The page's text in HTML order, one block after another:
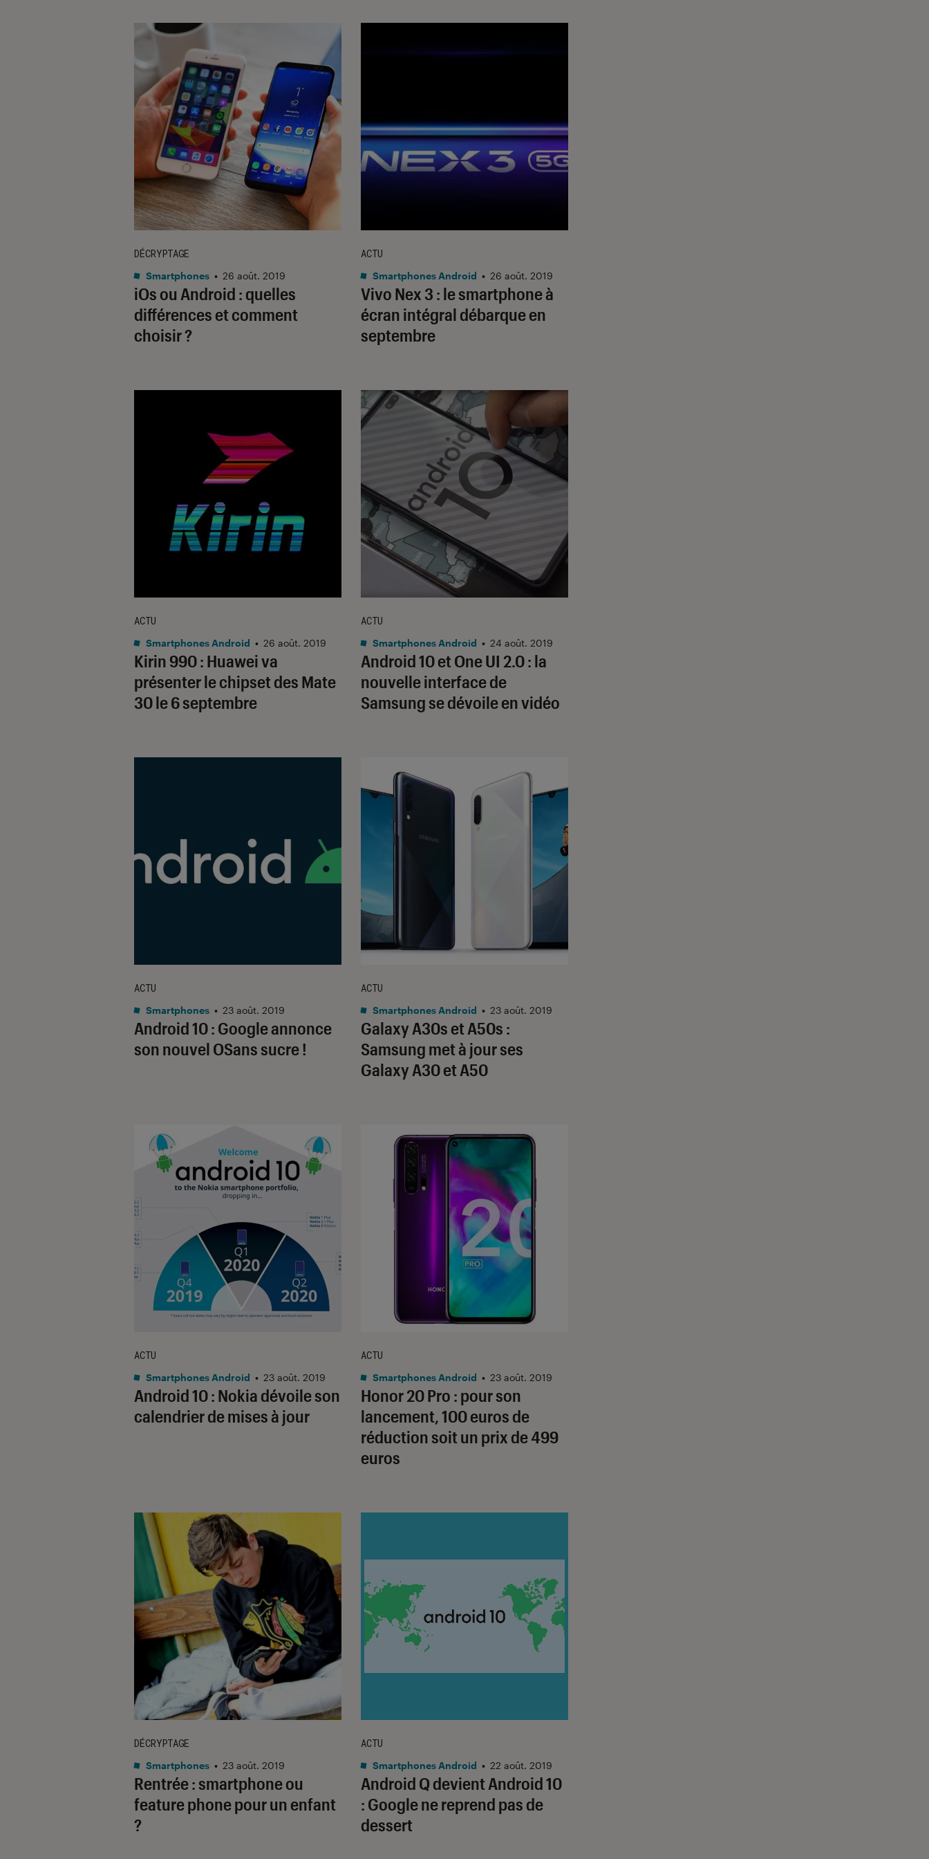
iOs ou Android : quelles
différences et comment
choisir ?
DÉCRYPTAGE
Smartphones • 26 août. 2019
Vivo Nex 3 : le smartphone à
écran intégral débarque en
septembre
ACTU
Smartphones Android • 26 août. 2019
Kirin 990 : Huawei va
présenter le chipset des Mate
30 le 6 septembre
ACTU
Smartphones Android • 26 août. 2019
Android 10 et One UI 2.0 : la
nouvelle interface de
Samsung se dévoile en vidéo
ACTU
Smartphones Android • 24 août. 2019
Android 10 : Google annonce
son nouvel OSans sucre !
ACTU
Smartphones • 23 août. 2019
Galaxy A30s et A50s :
Samsung met à jour ses
Galaxy A30 et A50
ACTU
Smartphones Android • 23 août. 2019
Android 10 : Nokia dévoile son
calendrier de mises à jour
ACTU
Smartphones Android • 23 août. 2019
Honor 20 Pro : pour son
lancement, 100 euros de
réduction soit un prix de 499
euros
ACTU
Smartphones Android • 23 août. 2019
Rentrée : smartphone ou
feature phone pour un enfant
?
DÉCRYPTAGE
Smartphones • 23 août. 2019
Android Q devient Android 10
: Google ne reprend pas de
dessert
ACTU
Smartphones Android • 22 août. 2019